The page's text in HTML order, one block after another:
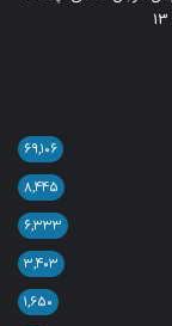
۶۹,۱۰۶
۸,۴۴۵
۶,۳۳۳
۳,۴۰۳
۱,۶۵۰